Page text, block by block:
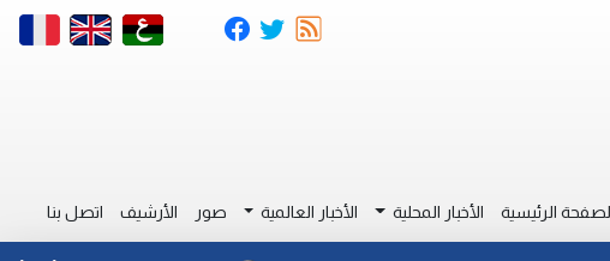
الرئيسية الأخبار المحلية الأخبار العالمية صور الأرشيف اتصل بنا